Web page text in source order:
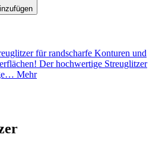
für randscharfe Konturen und
Der hochwertige Streuglitzer
Mehr